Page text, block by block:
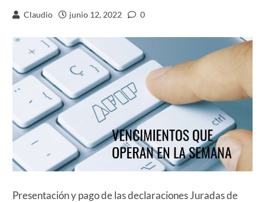
Claudio junio 12, 2022 0
Presentación y pago de las declaraciones Juradas de